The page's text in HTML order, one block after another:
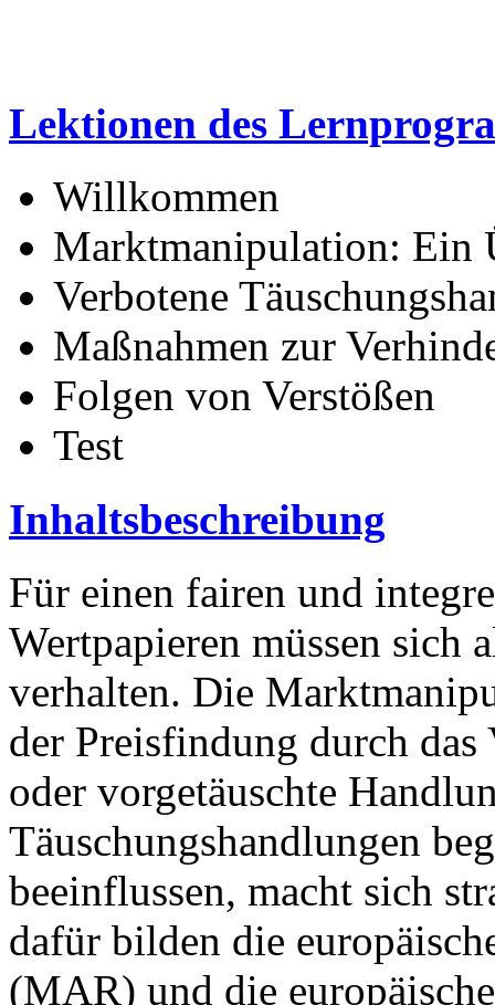
Lektionen des
Willkommen
Marktmanipulation: Ein
Verbotene
Maßnahmen zur
Folgen von Verstößen
Test
Inhaltsbeschreibung
Für einen fairen und
Wertpapieren müssen
verhalten. Die
der Preisfindung durch
oder vorgetäuschte
Täuschungshandlungen
beeinflussen, macht sich
dafür bilden die
(MAR) und die